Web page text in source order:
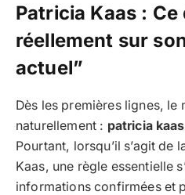
Patricia Kaas : Ce
réellement sur
actuel”
Dès les premières lignes,
naturellement : patricia
Pourtant, lorsqu’il s’agit de
Kaas, une règle essentielle
informations confirmées et